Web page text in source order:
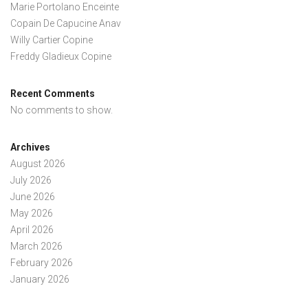
Marie Portolano Enceinte
Copain De Capucine Anav
Willy Cartier Copine
Freddy Gladieux Copine
Recent Comments
No comments to show.
Archives
August 2026
July 2026
June 2026
May 2026
April 2026
March 2026
February 2026
January 2026